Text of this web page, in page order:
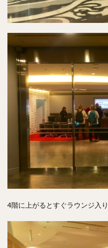
4階に上がるとすぐラウンジ入り